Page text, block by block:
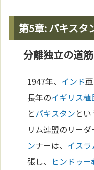
第5章: パキスタ
分離独立の道筋
1947年、 インド亜
長年のイギリス植
と パキスタンと
リム連盟のリーダ
ンナーは、 イスラ
張し、 ヒンドゥー